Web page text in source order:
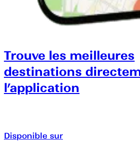
Trouve les meilleures
destinations
l’application
Disponible sur